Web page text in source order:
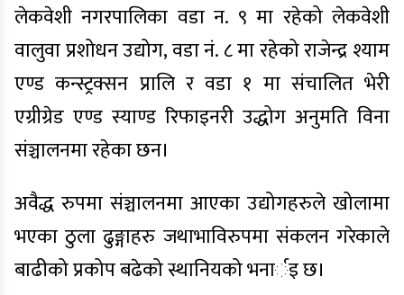
लेकवेशी नगरपालिका वडा न. ९ मा रहेको लेकवेशी
वालुवा प्रशोधन उद्योग, वडा नं. ८ मा रहेको राजेन्द्र श्याम
एण्ड कन्स्ट्रक्सन प्रालि र वडा १ मा संचालित भेरी
एग्रीग्रेड एण्ड स्याण्ड रिफाइनरी उद्धोग अनुमति विना
संञ्चालनमा रहेका छन।
अवैद्ध रुपमा संञ्चालनमा आएका उद्योगहरुले खोलामा
भएका ठुला ढुङ्गाहरु जथाभाविरुपमा संकलन गरेकाले
बाढीको प्रकोप बढेको स्थानियको भनार्इ छ।